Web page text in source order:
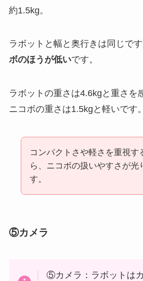
約1.5kg。
ラボットと幅と奥行きは同じです
ボのほうが低いです。
ラボットの重さは4.6kgと重さを
ニコボの重さは1.5kgと軽いです。
コンパクトさや軽さを重視す
ら、ニコボの扱いやすさが光
す。
⑤カメラ
⑤カメラ：ラボットは